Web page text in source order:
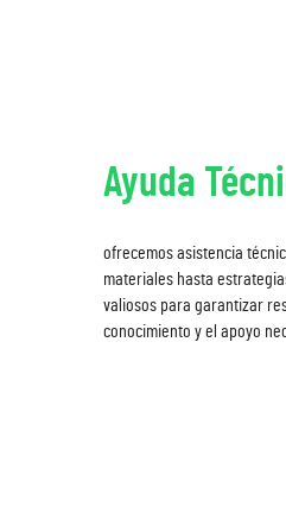
Ayuda
ofrecemos asistencia
materiales hasta
valiosos para garantizar
conocimiento y el apoyo